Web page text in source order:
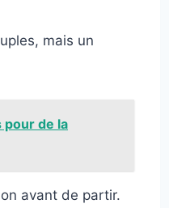
mais un
pour de la
avant de partir.